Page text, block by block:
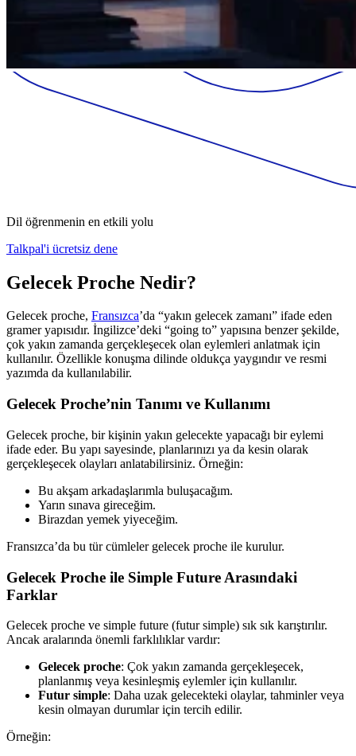
Dil öğrenmenin en etkili yolu
Talkpal'i ücretsiz dene
Gelecek Proche Nedir?
Gelecek proche, Fransızca’da “yakın gelecek zamanı” ifade eden
gramer yapısıdır. İngilizce’deki “going to” yapısına benzer şekilde,
çok yakın zamanda gerçekleşecek olan eylemleri anlatmak için
kullanılır. Özellikle konuşma dilinde oldukça yaygındır ve resmi
yazımda da kullanılabilir.
Gelecek Proche’nin Tanımı ve Kullanımı
Gelecek proche, bir kişinin yakın gelecekte yapacağı bir eylemi
ifade eder. Bu yapı sayesinde, planlarınızı ya da kesin olarak
gerçekleşecek olayları anlatabilirsiniz. Örneğin:
Bu akşam arkadaşlarımla buluşacağım.
Yarın sınava gireceğim.
Birazdan yemek yiyeceğim.
Fransızca’da bu tür cümleler gelecek proche ile kurulur.
Gelecek Proche ile Simple Future Arasındaki
Farklar
Gelecek proche ve simple future (futur simple) sık sık karıştırılır.
Ancak aralarında önemli farklılıklar vardır:
Gelecek proche: Çok yakın zamanda gerçekleşecek,
planlanmış veya kesinleşmiş eylemler için kullanılır.
Futur simple: Daha uzak gelecekteki olaylar, tahminler veya
kesin olmayan durumlar için tercih edilir.
Örneğin: